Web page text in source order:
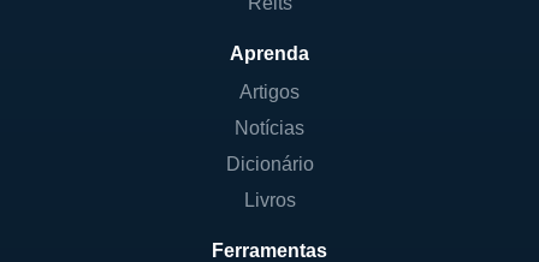
Aprenda
Artigos
Notícias
Dicionário
Livros
Ferramentas